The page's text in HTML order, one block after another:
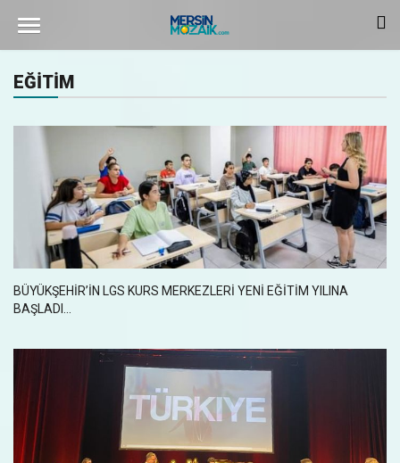
EĞİTİM
BÜYÜKŞEHİR’İN LGS KURS MERKEZLERİ YENİ EĞİTİM YILINA
BAŞLADI...